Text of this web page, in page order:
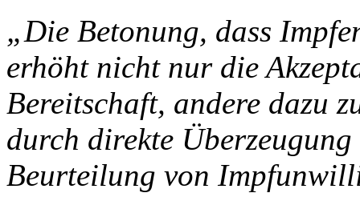
„Die Betonung, dass
erhöht nicht nur die
Bereitschaft, andere dazu
durch direkte
Beurteilung von